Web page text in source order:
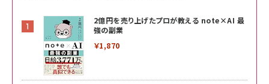
2億円を売り上げたプロが教える note×AI 最
強の副業
￥1,870